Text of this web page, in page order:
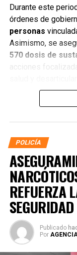
Durante este
órdenes de
personas
Asimismo, se
570 dosis de
acciones
distintos
POLICÍA
REFUERZA
Publicado
Por